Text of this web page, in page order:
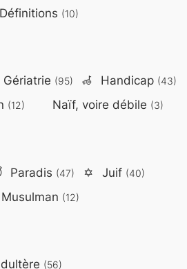
Définitions (10)
Gériatrie (95) 🦽 Handicap (43)
(12) Naïf, voire débile (3)
Paradis (47) ✡️ Juif (40)
Musulman (12)
(56)